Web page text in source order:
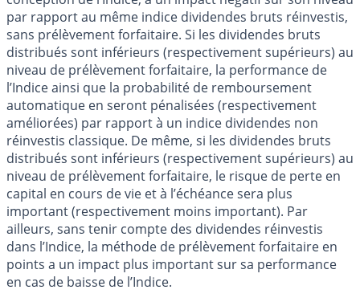
par rapport au même indice dividendes bruts réinvestis,
sans prélèvement forfaitaire. Si les dividendes bruts
distribués sont inférieurs (respectivement supérieurs) au
niveau de prélèvement forfaitaire, la performance de
l’Indice ainsi que la probabilité de remboursement
automatique en seront pénalisées (respectivement
améliorées) par rapport à un indice dividendes non
réinvestis classique. De même, si les dividendes bruts
distribués sont inférieurs (respectivement supérieurs) au
niveau de prélèvement forfaitaire, le risque de perte en
capital en cours de vie et à l’échéance sera plus
important (respectivement moins important). Par
ailleurs, sans tenir compte des dividendes réinvestis
dans l’Indice, la méthode de prélèvement forfaitaire en
points a un impact plus important sur sa performance
en cas de baisse de l’Indice.